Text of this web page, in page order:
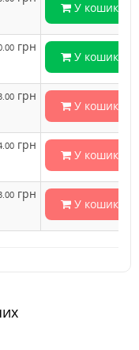
У кошик
грн
У кошик
грн
У кошик
грн
У кошик
грн
У кошик